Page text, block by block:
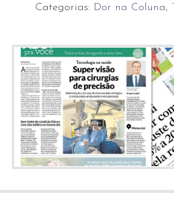
Categorias: Dor na Coluna,